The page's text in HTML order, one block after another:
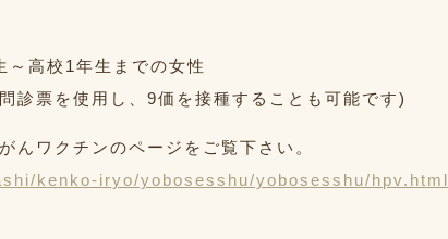
～高校1年生までの女性
診票を使用し、9価を接種することも可能です)
ワクチンのページをご覧下さい。
kenko-iryo/yobosesshu/yobosesshu/hpv.html